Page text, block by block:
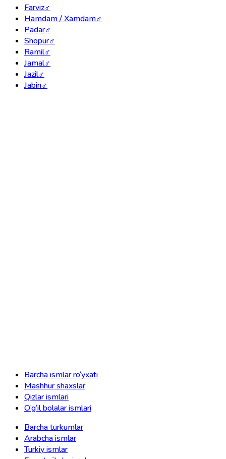
Farviz♂
Hamdam / Xamdam♂
Padar♂
Shopur♂
Ramil♂
Jamal♂
Jazil♂
Jabin♂
Barcha ismlar ro‘yxati
Mashhur shaxslar
Qizlar ismlari
O‘g‘il bolalar ismlari
Barcha turkumlar
Arabcha ismlar
Turkiy ismlar